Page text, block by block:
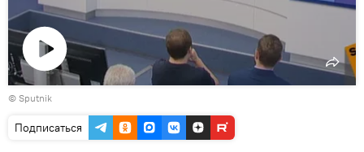
Воспроизвести
видео
© Sputnik
Подписаться